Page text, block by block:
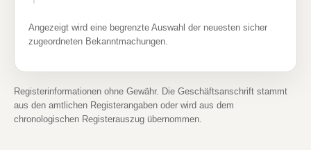
Angezeigt wird eine begrenzte Auswahl der neuesten sicher
zugeordneten Bekanntmachungen.
Registerinformationen ohne Gewähr. Die Geschäftsanschrift stammt
aus den amtlichen Registerangaben oder wird aus dem
chronologischen Registerauszug übernommen.